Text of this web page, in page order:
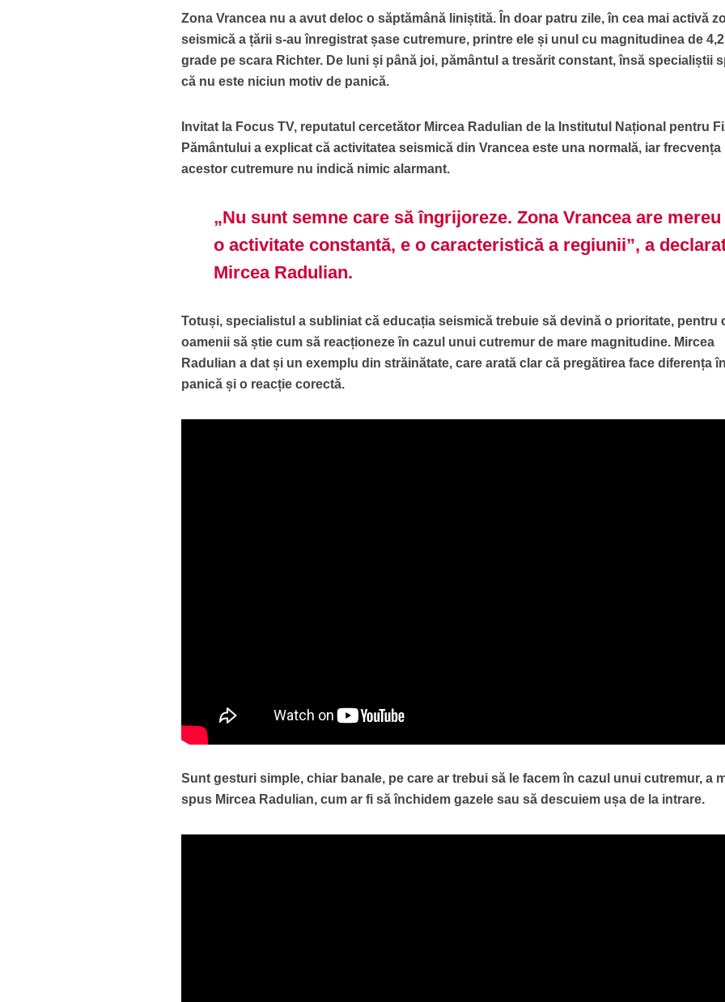
Zona Vrancea nu a avut deloc o săptămână liniștită. În doar patru zile, în cea mai activă
seismică a țării s-au înregistrat șase cutremure, printre ele și unul cu magnitudinea de 4,2
grade pe scara Richter. De luni și până joi, pământul a tresărit constant, însă specialiștii
că nu este niciun motiv de panică.
Invitat la Focus TV, reputatul cercetător Mircea Radulian de la Institutul Național pentru
Pământului a explicat că activitatea seismică din Vrancea este una normală, iar frecvența
acestor cutremure nu indică nimic alarmant.
„Nu sunt semne care să îngrijoreze. Zona Vrancea are mereu
o activitate constantă, e o caracteristică a regiunii”, a
Mircea Radulian.
Totuși, specialistul a subliniat că educația seismică trebuie să devină o prioritate, pentru
oamenii să știe cum să reacționeze în cazul unui cutremur de mare magnitudine. Mircea
Radulian a dat și un exemplu din străinătate, care arată clar că pregătirea face diferența
panică și o reacție corectă.
Sunt gesturi simple, chiar banale, pe care ar trebui să le facem în cazul unui cutremur, a
spus Mircea Radulian, cum ar fi să închidem gazele sau să descuiem ușa de la intrare.